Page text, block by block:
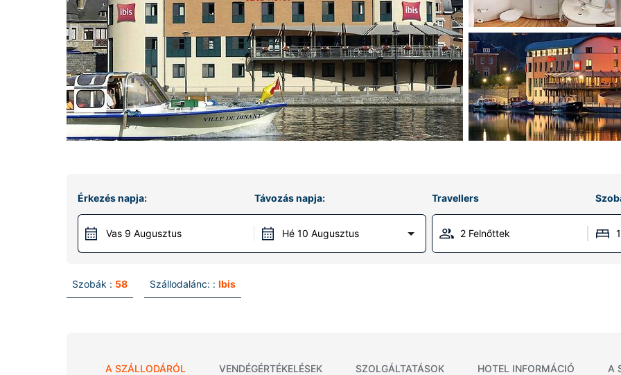
Érkezés napja:
Vas 9 Augusztus
Távozás napja:
Hé 10 Augusztus
Travellers
2 Felnőttek
Szobák : 58 Szállodalánc: : Ibis
A SZÁLLODÁRÓL VENDÉGÉRTÉKELÉSEK SZOLGÁLTATÁSOK HOTEL INFORMÁCIÓ A